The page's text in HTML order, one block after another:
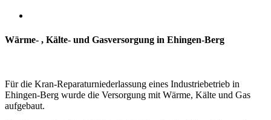
Wärme- , Kälte- und Gasversorgung in Ehingen-Berg
Für die Kran-Reparaturniederlassung eines Industriebetrieb in
Ehingen-Berg wurde die Versorgung mit Wärme, Kälte und Gas
aufgebaut.